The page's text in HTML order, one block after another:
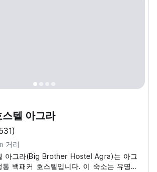
텔 아그라
거리
아그라(Big Brother Hostel Agra)는 아그
백패커 호스텔입니다. 이 숙소는 유명한